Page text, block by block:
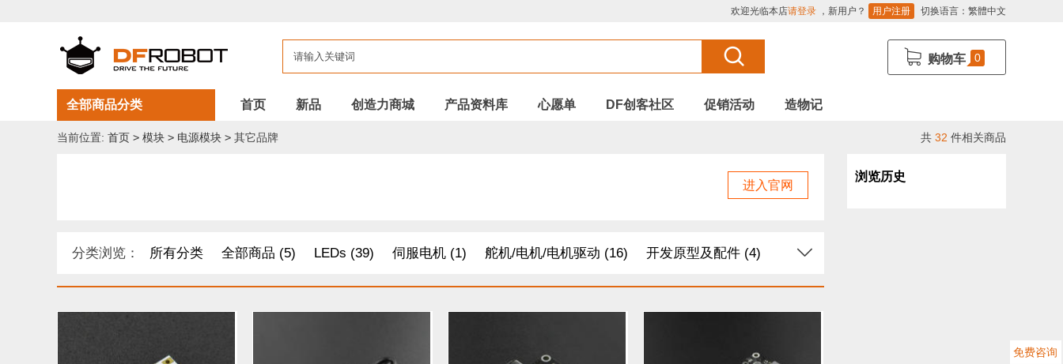
欢迎光临本店请登录 ，新用户？ 用户注册 切换语言： 繁體中文
购物车 0
全部商品分类 首页 新品 创造力商城 产品资料库 心愿单 DF创客社区 促销活动 造物记
当前位置: 首页 > 模块 > 电源模块 > 其它品牌 共 32 件相关商品
进入官网
分类浏览： 所有分类 全部商品 (5) LEDs (39) 伺服电机 (1) 舵机/电机/电机驱动 (16) 开发原型及配件 (4)
浏览历史
免费咨询